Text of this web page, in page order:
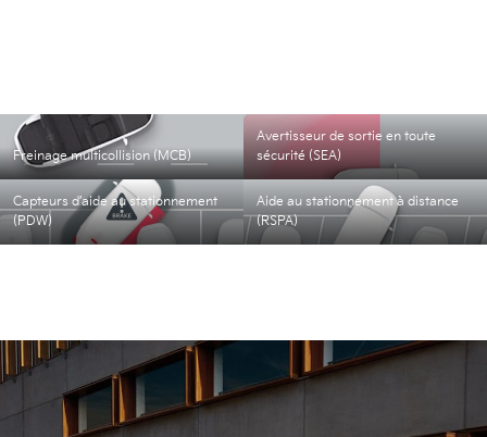
Freinage multicollision (MCB)
Avertisseur de sortie en toute
sécurité (SEA)
Capteurs d’aide au stationnement
(PDW)
Aide au stationnement à distance
(RSPA)